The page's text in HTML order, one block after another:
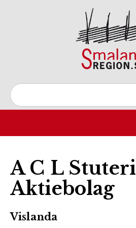
A C L Stuteri
Aktiebolag
Vislanda